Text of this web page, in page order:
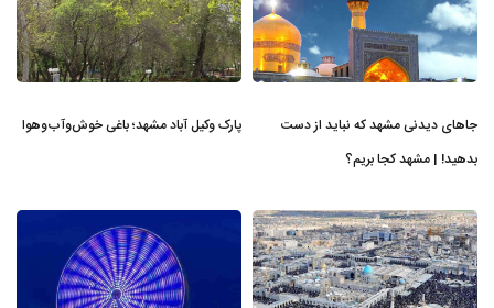
جاهای دیدنی مشهد که نباید از دست
بدهید! | مشهد کجا بریم؟
پارک وکیل آباد مشهد؛ باغی خوش‌وآب‌وهوا